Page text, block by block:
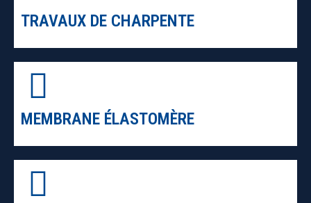
TRAVAUX DE CHARPENTE
MEMBRANE ÉLASTOMÈRE